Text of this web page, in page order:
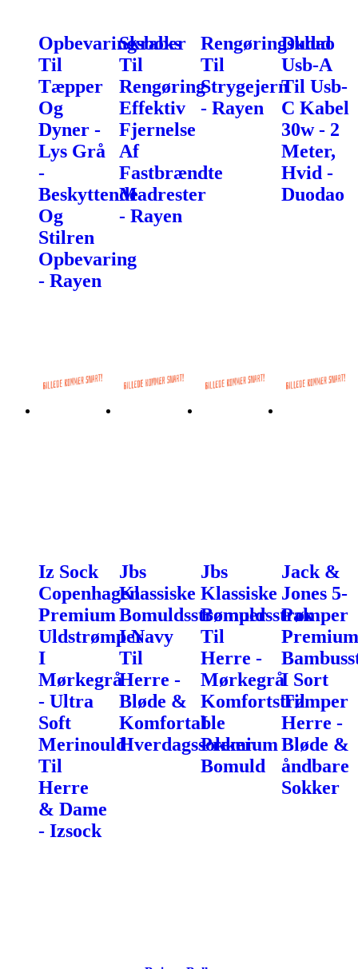
Opbevaringsboks
Til
Tæpper
Og
Dyner -
Lys Grå
-
Beskyttende
Og
Stilren
Opbevaring
- Rayen
Skraber
Til
Rengøring
Effektiv
Fjernelse
Af
Fastbrændte
Madrester
- Rayen
Rengøringsklud
Til
Strygejern
- Rayen
Dudao
Usb-A
Til Usb-
C Kabel
30w - 2
Meter,
Hvid -
Duodao
Iz Sock
Copenhagen
Premium
Uldstrømper
I
Mørkegrå
- Ultra
Soft
Merinould
Til
Herre
& Dame
- Izsock
Jbs
Klassiske
Bomuldsstrømper
I Navy
Til
Herre -
Bløde &
Komfortable
Hverdagssokker
Jbs
Klassiske
Bomuldsstrømper
Til
Herre -
Mørkegrå
Komfortstrømper
I
Premium
Bomuld
Jack &
Jones 5-
Pak
Premium
I Sort
Til
Herre -
Bløde &
åndbare
Sokker